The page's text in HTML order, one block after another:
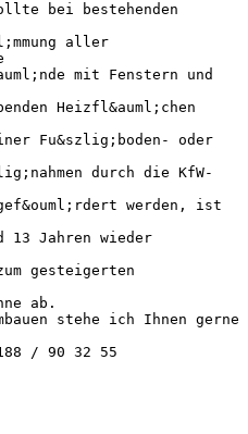
bei bestehenden
aller
mit Fenstern und
Heizfl&auml;chen
Fu&szlig;boden- oder
durch die KfW-
werden, ist
13 Jahren wieder
gesteigerten
ab.
stehe ich Ihnen gerne
/ 90 32 55